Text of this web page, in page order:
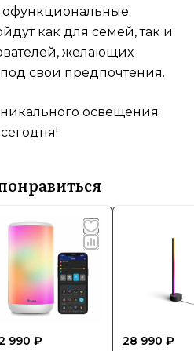
как для семей, так и
желающих
свои предпочтения.
освещения
990 ₽ 28 990 ₽